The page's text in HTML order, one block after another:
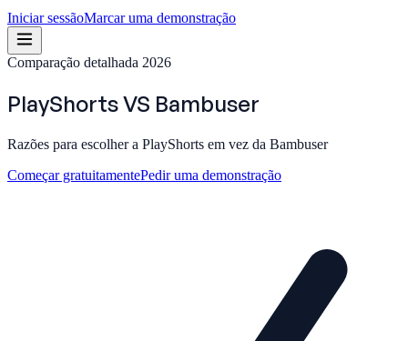
Iniciar sessãoMarcar uma demonstração
Comparação detalhada 2026
PlayShortsVS Bambuser
Razões para escolher a PlayShorts em vez da Bambuser
Começar gratuitamentePedir uma demonstração